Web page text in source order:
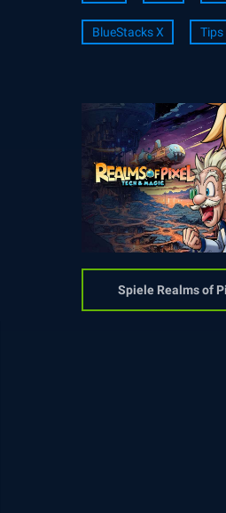
BlueStacks X Tips
Spiele Realms of